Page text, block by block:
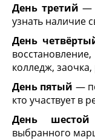
День третий —
узнать наличие
День
колледж, заочка,
День пятый —
кто участвует в
День шестой
выбранного